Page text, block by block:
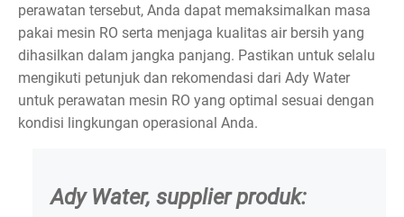
perawatan tersebut, Anda dapat memaksimalkan masa
pakai mesin RO serta menjaga kualitas air bersih yang
dihasilkan dalam jangka panjang. Pastikan untuk selalu
mengikuti petunjuk dan rekomendasi dari Ady Water
untuk perawatan mesin RO yang optimal sesuai dengan
kondisi lingkungan operasional Anda.
Ady Water, supplier produk: